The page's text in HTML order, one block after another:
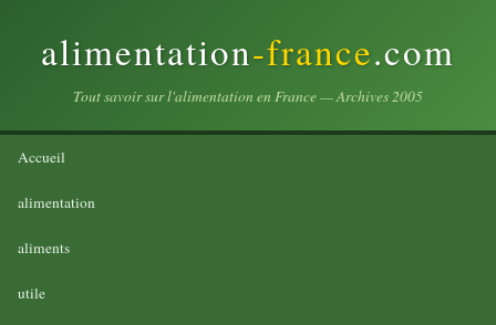
alimentation-france.com
Tout savoir sur l'alimentation en France — Archives 2005
Accueil
alimentation
aliments
utile